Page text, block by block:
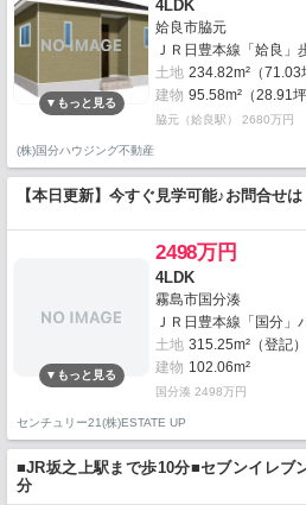
4LDK
姶良市脇元
ＪＲ日豊本線「姶良」
土地 234.82m²（71.03
建物 95.58m²（28.91
脇元（姶良駅） 2680万円
(株)国分ハウジング不動産
【本日更新】今すぐ見学可能♪お問合せ
2498万円
4LDK
霧島市国分湊
ＪＲ日豊本線「国分」
土地 315.25m²（登記）
建物 102.06m²
国分湊 2498万円
センチュリー21(株)ESTATE UP
■JR坂之上駅まで歩10分■セブンイレブ
分